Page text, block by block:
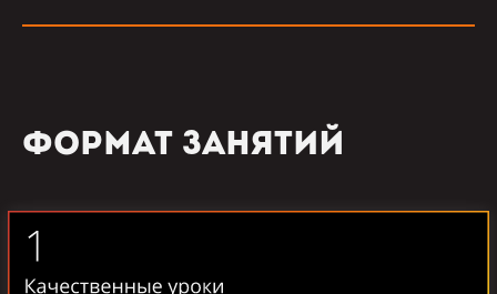
фОРМАТ ЗАНЯТИЙ